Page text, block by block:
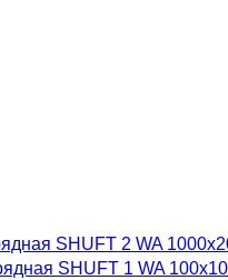
SHUFT 2 WA
SHUFT 1 WA